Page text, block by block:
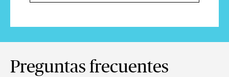
Preguntas frecuentes